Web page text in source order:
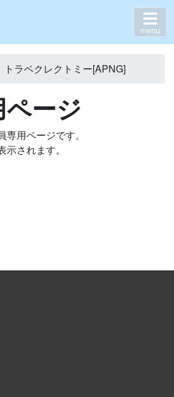
menu
トラベクレクトミー[APNG]
ージ
用ページです。
されます。